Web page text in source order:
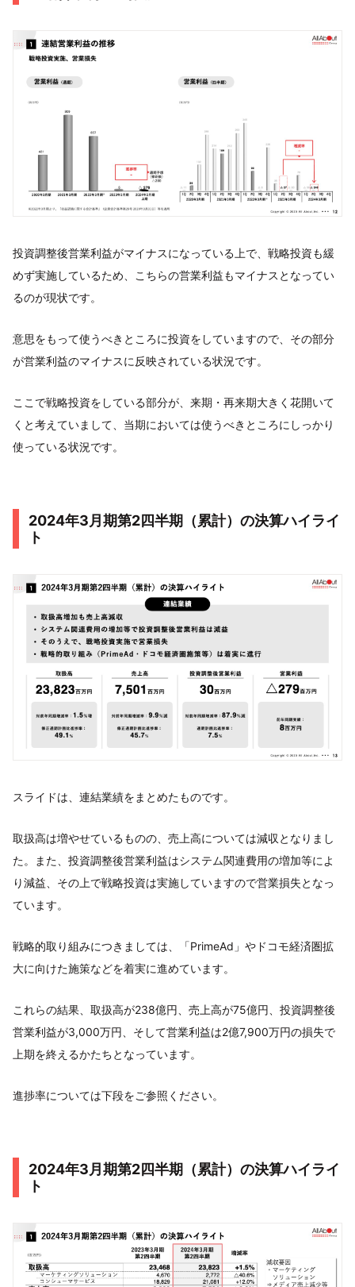
投資調整後営業利益がマイナスになっている上で、戦略投資も緩
めず実施しているため、こちらの営業利益もマイナスとなってい
るのが現状です。
意思をもって使うべきところに投資をしていますので、その部分
が営業利益のマイナスに反映されている状況です。
ここで戦略投資をしている部分が、来期・再来期大きく花開いて
くと考えていまして、当期においては使うべきところにしっかり
使っている状況です。
2024年3月期第2四半期（累計）の決算ハイライ
ト
スライドは、連結業績をまとめたものです。
取扱高は増やせているものの、売上高については減収となりまし
た。また、投資調整後営業利益はシステム関連費用の増加等によ
り減益、その上で戦略投資は実施していますので営業損失となっ
ています。
戦略的取り組みにつきましては、「PrimeAd」やドコモ経済圏拡
大に向けた施策などを着実に進めています。
これらの結果、取扱高が238億円、売上高が75億円、投資調整後
営業利益が3,000万円、そして営業利益は2億7,900万円の損失で
上期を終えるかたちとなっています。
進捗率については下段をご参照ください。
2024年3月期第2四半期（累計）の決算ハイライ
ト